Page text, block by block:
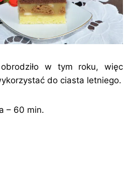
w tym roku, więc
do ciasta letniego.
– 60 min.